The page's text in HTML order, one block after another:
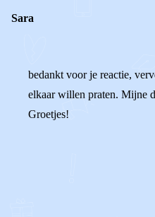
Sara
bedankt voor je reactie,
elkaar willen praten. Mijne
Groetjes!